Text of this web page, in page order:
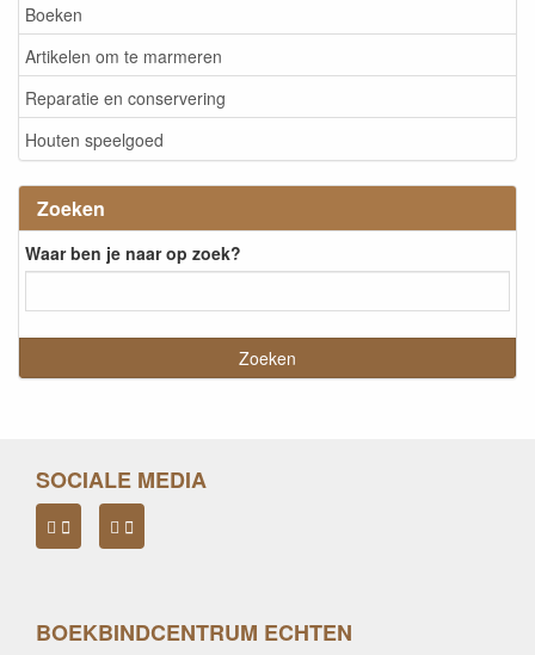
Boeken
Artikelen om te marmeren
Reparatie en conservering
Houten speelgoed
Zoeken
Waar ben je naar op zoek?
SOCIALE MEDIA
BOEKBINDCENTRUM ECHTEN